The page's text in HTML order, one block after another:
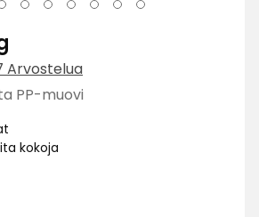
Arvostelua
PP-muovi
kokoja